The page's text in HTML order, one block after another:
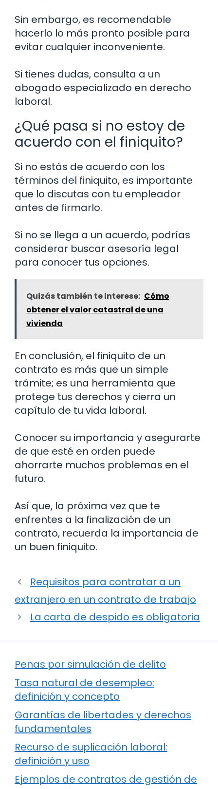
Sin embargo, es recomendable
hacerlo lo más pronto posible para
evitar cualquier inconveniente.
Si tienes dudas, consulta a un
abogado especializado en derecho
laboral.
¿Qué pasa si no estoy de
acuerdo con el finiquito?
Si no estás de acuerdo con los
términos del finiquito, es importante
que lo discutas con tu empleador
antes de firmarlo.
Si no se llega a un acuerdo, podrías
considerar buscar asesoría legal
para conocer tus opciones.
Quizás también te interese: Cómo
obtener el valor catastral de una
vivienda
En conclusión, el finiquito de un
contrato es más que un simple
trámite; es una herramienta que
protege tus derechos y cierra un
capítulo de tu vida laboral.
Conocer su importancia y asegurarte
de que esté en orden puede
ahorrarte muchos problemas en el
futuro.
Así que, la próxima vez que te
enfrentes a la finalización de un
contrato, recuerda la importancia de
un buen finiquito.
Requisitos para contratar a un
extranjero en un contrato de trabajo
La carta de despido es obligatoria
Penas por simulación de delito
Tasa natural de desempleo:
definición y concepto
Garantías de libertades y derechos
fundamentales
Recurso de suplicación laboral:
definición y uso
Ejemplos de contratos de gestión de